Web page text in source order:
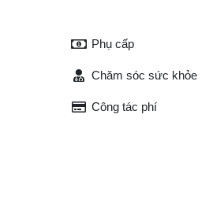
Phụ cấp
Chăm sóc sức khỏe
Công tác phí